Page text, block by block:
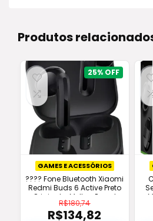
Produtos
25%
GAMES E ACESSÓRIOS
???? Fone Bluetooth Xiaomi
Redmi Buds 6 Active Preto
Original – Melhor Preço!
R$180,74
O
R$134,82